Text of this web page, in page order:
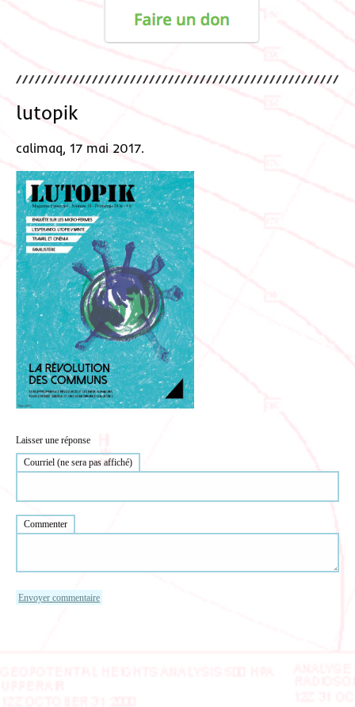
lutopik
calimaq, 17 mai 2017.
Laisser une réponse
Courriel (ne sera pas affiché)
Commenter